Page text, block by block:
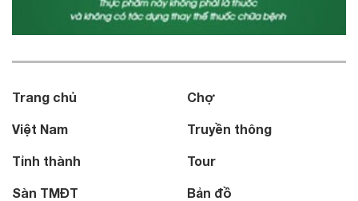
Trang chủ
Việt Nam
Tỉnh thành
Sàn TMĐT
Chợ
Truyền thông
Tour
Bản đồ